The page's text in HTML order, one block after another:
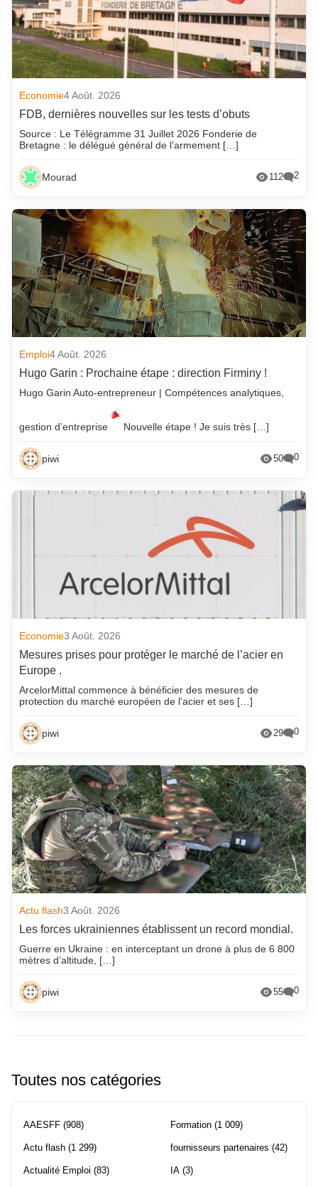
Economie4 Août. 2026
FDB, dernières nouvelles sur les tests d’obuts
Source : Le Télégramme 31 Juillet 2026 Fonderie de
Bretagne : le délégué général de l’armement […]
Mourad 112 2
Emploi4 Août. 2026
Hugo Garin : Prochaine étape : direction Firminy !
Hugo Garin Auto-entrepreneur | Compétences analytiques,
gestion d’entreprise Nouvelle étape ! Je suis très […]
piwi 50 0
Economie3 Août. 2026
Mesures prises pour protéger le marché de l’acier en
Europe .
ArcelorMittal commence à bénéficier des mesures de
protection du marché européen de l’acier et ses […]
piwi 29 0
Actu flash3 Août. 2026
Les forces ukrainiennes établissent un record mondial.
Guerre en Ukraine : en interceptant un drone à plus de 6 800
mètres d’altitude, […]
piwi 55 0
Toutes nos catégories
AAESFF (908)
Actu flash (1 299)
Actualité Emploi (83)
Formation (1 009)
fournisseurs partenaires (42)
IA (3)